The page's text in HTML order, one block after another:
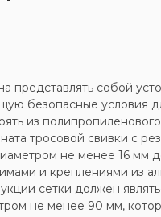
представлять собой
безопасные условия
из
тросовой свивки с
не менее 16 мм
и креплениями из
сетки должен
не менее 90 мм,